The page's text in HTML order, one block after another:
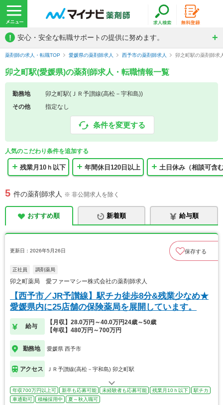
! 安心・安全な転職サポートの提供に努めます。
薬剤師の求人・転職TOP 愛媛県の薬剤師求人 西予市の薬剤師求人 卯之町駅の薬剤師求
卯之町駅(愛媛県)の薬剤師求人・転職情報一覧
勤務地
卯之町駅(ＪＲ予讃線(高松－宇和島))
その他
指定なし
条件を変更する
人気のこだわり条件を追加する
残業月10ｈ以下 年間休日120日以上 土日休み（相談可含
5 件の薬剤師求人 ※ 非公開求人を除く
おすすめ順 新着順 給与順
更新日：2026年5月26日 保存する
正社員 調剤薬局
卯之町薬局 愛ファーマシー株式会社の薬剤師求人
【西予市／JR予讃線】駅チカ徒歩8分&残業少なめ★
愛媛県内に25店舗の保険薬局を展開しています。
給与
【月収】28.0万円～40.0万円24歳～50歳
【年収】480万円～700万円
勤務地 愛媛県 西予市
アクセス ＪＲ予讃線(高松－宇和島) 卯之町駅
年収700万円以上可 新卒も応募可能 未経験者も応募可能 残業月10ｈ以下
駅チカ
車通勤可
積極採用中 夏～秋入職可